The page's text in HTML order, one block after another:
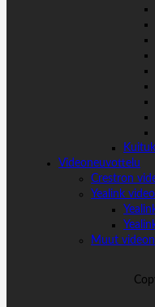
Videoneuvottelu
Crestron
Yealink
Muut